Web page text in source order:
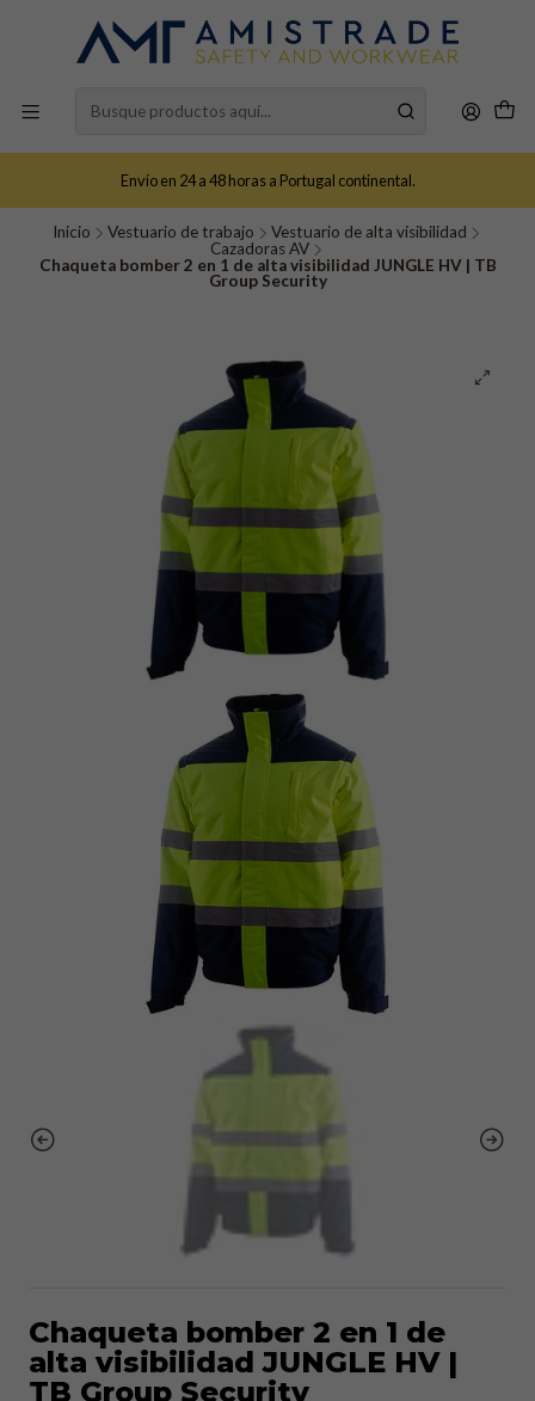
Envío en 24 a 48 horas a Portugal continental.
Inicio Vestuario de trabajo
Vestuario de alta visibilidad
Cazadoras AV
Chaqueta bomber 2 en 1 de alta visibilidad JUNGLE HV | TB
Group Security
Chaqueta bomber 2 en 1 de
alta visibilidad JUNGLE HV |
TB Group Security